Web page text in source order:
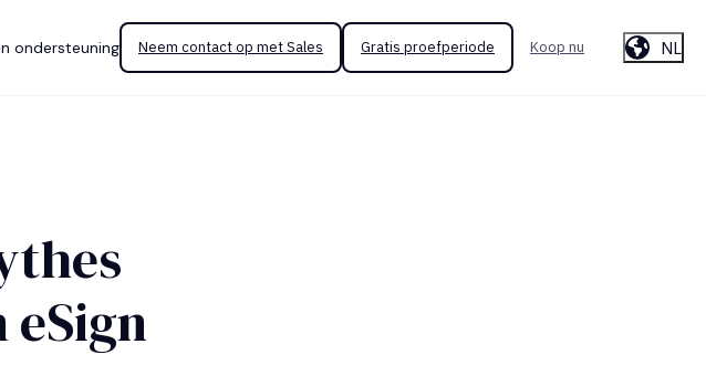
ondersteuning Neem contact op met Sales Gratis proefperiode Koop nu NL